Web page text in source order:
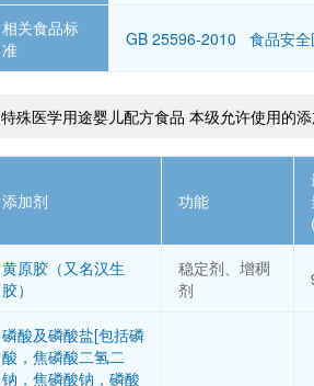
相关食品标
准
GB 25596-2010 食品安全
特殊医学用途婴儿配方食品 本级允许使用的
添加剂 功能
黄原胶（又名汉生
胶）
稳定剂、增稠
剂
磷酸及磷酸盐[包括磷
酸，焦磷酸二氢二
钠，焦磷酸钠，磷酸